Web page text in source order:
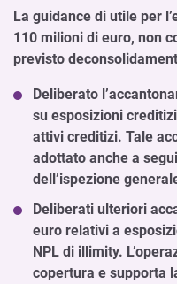
La guidance di utile per
110 milioni di euro, non
previsto
Deliberato
su esposizioni
attivi creditizi. Tale
adottato anche a
dell’ispezione
Deliberati ulteriori
euro relativi a
NPL di illimity.
copertura e supporta